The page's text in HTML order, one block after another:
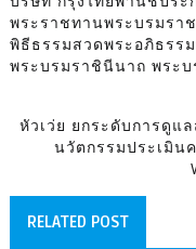
พระราชทานพระบรมรา
พิธีธรรมสวดพระอภิธรร
พระบรมราชินีนาถ พระ
หัวเว่ย ยกระดับการดูแ
นวัตกรรมประเมิน
RELATED POST